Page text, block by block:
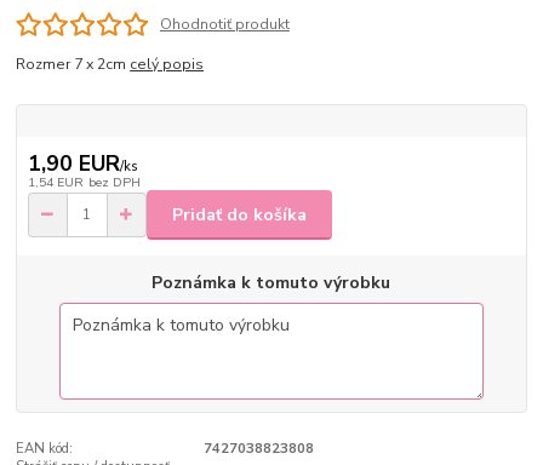
Ohodnotiť produkt
Rozmer 7 x 2cm celý popis
1,90 EUR/ks
1,54 EUR bez DPH
Pridať do košíka
Poznámka k tomuto výrobku
EAN kód:
7427038823808